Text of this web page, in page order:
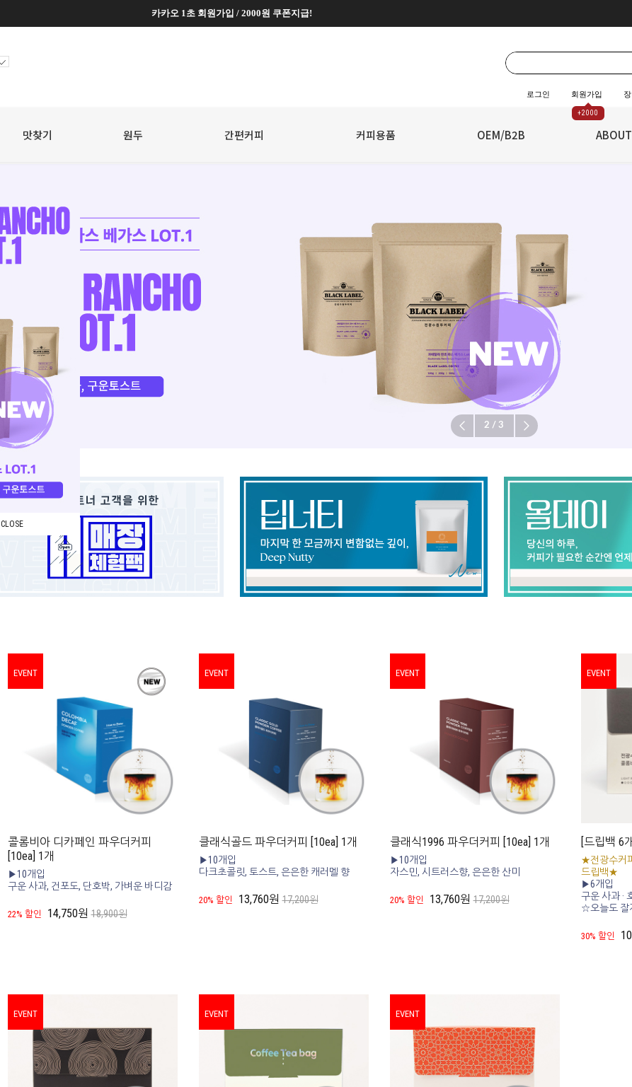
카카오 1초 회원가입 / 2000원 쿠폰지급!
로그인 회원가입
+2000
맛찾기 원두 간편커피 커피용품 OEM/B2B
3 / 3
EVENT
콜롬비아 디카페인 파우더커피
[10ea] 1개
▶10개입
구운 사과, 건포도, 단호박, 가벼운 바디감
22% 할인 14,750원 18,900원
EVENT
클래식골드 파우더커피 [10ea] 1개
▶10개입
다크초콜릿, 토스트, 은은한 캐러멜 향
20% 할인 13,760원 17,200원
EVENT
클래식1996 파우더커피 [10ea] 1개
▶10개입
자스민, 시트러스향, 은은한 산미
20% 할인 13,760원 17,200원
EVENT
[드립백 6
★전광수커
드립백★
▶6개입
구운 사과 ·
☆오늘도 잘
30% 할인
EVENT EVENT EVENT
CLOSE